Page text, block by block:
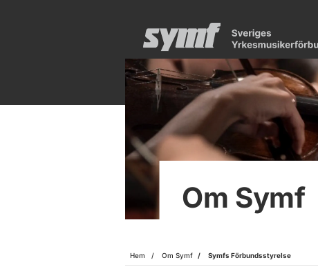
Om Symf
Hem Om Symf Symfs Förbundsstyrelse